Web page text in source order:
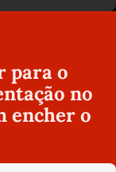
para o
no
encher o